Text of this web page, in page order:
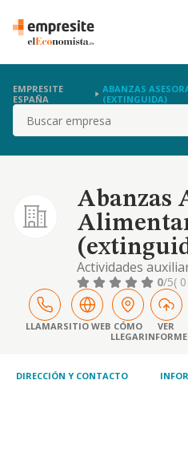
EMPRESITE
ESPAÑA
ABANZAS
(EXTINGUIDA)
Buscar
Abanzas
Actividades
formación
alimentario y
empresarial, así
de cursos, tanto
internet, planes
ordenador y
0/5(
LLAMARSITIO WEB CÓMO
LLEGAR
VER
INFORME
DIRECCIÓN Y CONTACTO